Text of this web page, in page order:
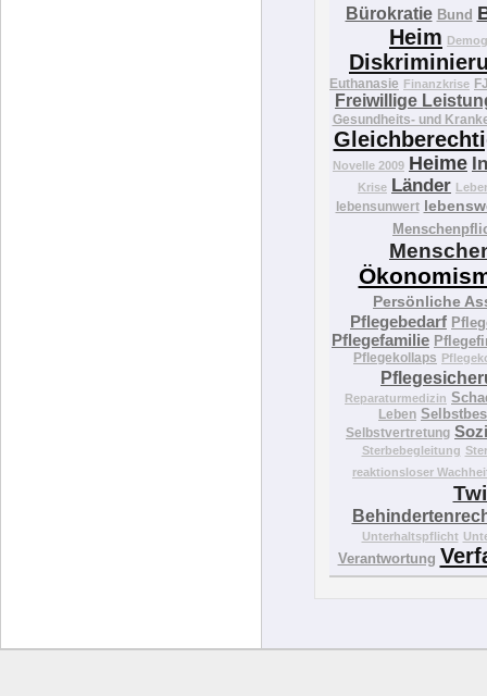
Bürokratie Bund
Heim
Euthanasie Finanzkrise
Freiwillige
Gesundheits- und
Novelle 2009 Heime
Krise Länder
lebensunwert
Persönliche
Pflegebedarf
Pflegefamilie
Pflegekollaps
Reparaturmedizin
Leben
Selbstvertretung
Sterbebegleitung
reaktionsloser
Unterhaltspflicht
Verantwortung